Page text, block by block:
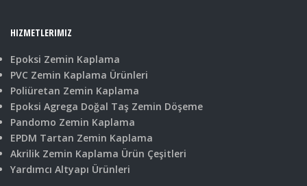
HIZMETLERIMIZ
Epoksi Zemin Kaplama
PVC Zemin Kaplama Ürünleri
Poliüretan Zemin Kaplama
Epoksi Agrega Doğal Taş Zemin Döşeme
Pandomo Zemin Kaplama
EPDM Tartan Zemin Kaplama
Akrilik Zemin Kaplama Ürün Çeşitleri
Yardımcı Altyapı Ürünleri